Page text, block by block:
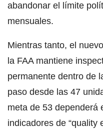
abandonar el límite
mensuales.
Mientras tanto, el
la FAA mantiene
permanente dentro de
paso desde las 47
meta de 53 dependerá
indicadores de